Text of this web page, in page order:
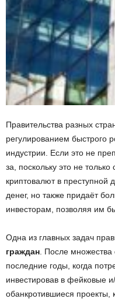
Правительства разных
регулированием быстрого
индустрии. Если это не
за, поскольку это не
криптовалют в преступной
денег, но также придаёт
инвесторам, позволяя им
Одна из главных задач
граждан . После множества
последние годы, когда
инвестировав в фейковые
обанкротившиеся проекты,